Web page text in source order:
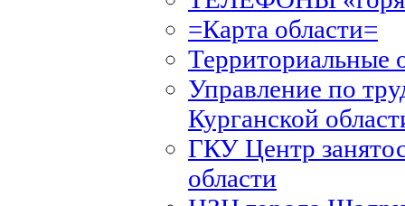
=Карта области=
Территориальные
Управление по
Курганской
ГКУ Центр
области